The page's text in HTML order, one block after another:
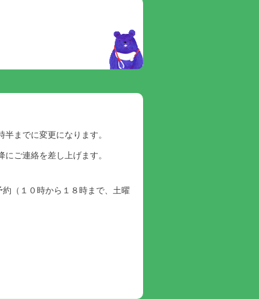
までに変更になります。
ご連絡を差し上げます。
（１０時から１８時まで、土曜